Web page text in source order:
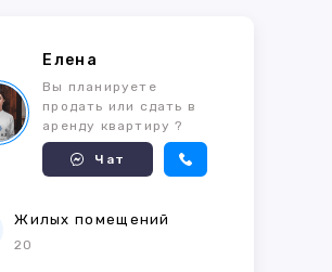
Елена
Вы планируете
продать или сдать в
аренду квартиру ?
Чат
Жилых помещений
20